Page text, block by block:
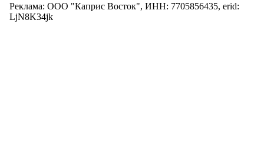
Реклама: ООО "Каприс Восток", ИНН: 7705856435, erid:
LjN8K34jk